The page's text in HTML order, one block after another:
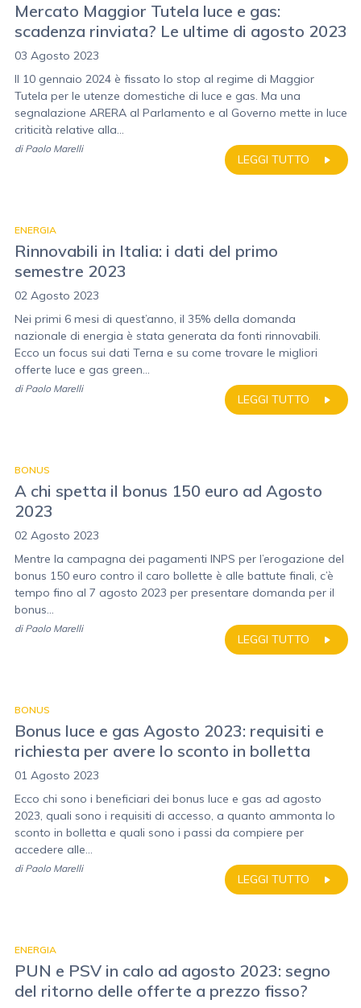
Mercato Maggior Tutela luce e gas:
scadenza rinviata? Le ultime di agosto 2023
03 Agosto 2023
Il 10 gennaio 2024 è fissato lo stop al regime di Maggior
Tutela per le utenze domestiche di luce e gas. Ma una
segnalazione ARERA al Parlamento e al Governo mette in luce
criticità relative alla...
LEGGI TUTTO
di Paolo Marelli
ENERGIA
Rinnovabili in Italia: i dati del primo
semestre 2023
02 Agosto 2023
Nei primi 6 mesi di quest’anno, il 35% della domanda
nazionale di energia è stata generata da fonti rinnovabili.
Ecco un focus sui dati Terna e su come trovare le migliori
offerte luce e gas green...
LEGGI TUTTO
di Paolo Marelli
BONUS
A chi spetta il bonus 150 euro ad Agosto
2023
02 Agosto 2023
Mentre la campagna dei pagamenti INPS per l’erogazione del
bonus 150 euro contro il caro bollette è alle battute finali, c’è
tempo fino al 7 agosto 2023 per presentare domanda per il
bonus...
LEGGI TUTTO
di Paolo Marelli
BONUS
Bonus luce e gas Agosto 2023: requisiti e
richiesta per avere lo sconto in bolletta
01 Agosto 2023
Ecco chi sono i beneficiari dei bonus luce e gas ad agosto
2023, quali sono i requisiti di accesso, a quanto ammonta lo
sconto in bolletta e quali sono i passi da compiere per
accedere alle...
LEGGI TUTTO
di Paolo Marelli
ENERGIA
PUN e PSV in calo ad agosto 2023: segno
del ritorno delle offerte a prezzo fisso?